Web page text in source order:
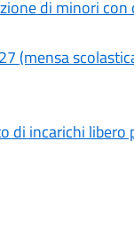
di minori con
(mensa
di incarichi libero